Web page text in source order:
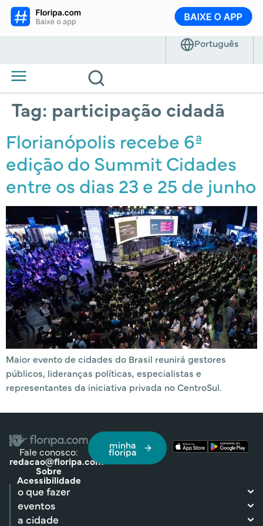
Tag: participação cidadã
Florianópolis recebe 6ª
edição do Summit Cidades
entre os dias 23 e 25 de junho
Maior evento de cidades do Brasil reunirá gestores
públicos, lideranças políticas, especialistas e
representantes da iniciativa privada no CentroSul.
Fale conosco:
redacao@floripa.com
Sobre
Acessibilidade
minha
floripa
o que fazer
eventos
a cidade